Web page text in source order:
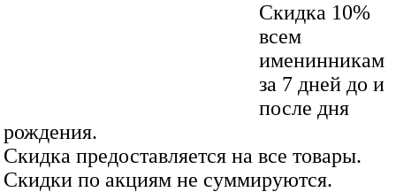
Скидка 10%
всем
именинникам
за 7 дней до и
после дня
рождения.
Скидка предоставляется на все товары.
Скидки по акциям не суммируются.